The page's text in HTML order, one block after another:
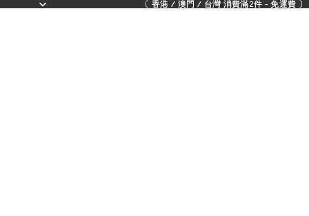
〔 香港 / 澳門 / 台灣 消費滿2件 - 免運費
〔 香港 / 澳門 / 台灣 消費滿2件 - 免運費